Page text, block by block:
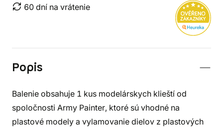
60 dní na vrátenie
Popis
Balenie obsahuje 1 kus modelárskych klieští od
spoločnosti Army Painter, ktoré sú vhodné na
plastové modely a vylamovanie dielov z plastových